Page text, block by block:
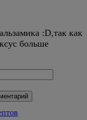
:D,так как
больше